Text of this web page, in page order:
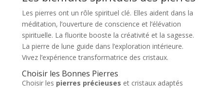
Les pierres ont un rôle spirituel clé. Elles aident dans la
méditation, l’ouverture de conscience et l’élévation
spirituelle. La fluorite booste la créativité et la sagesse.
La pierre de lune guide dans l’exploration intérieure.
Vivez l’expérience transformatrice des cristaux.
Choisir les Bonnes Pierres
Choisir les pierres précieuses et cristaux adaptés